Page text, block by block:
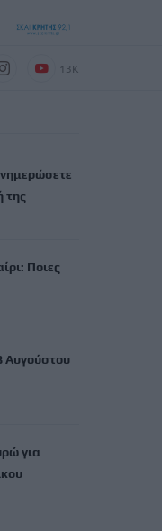
13K
της
Ποιες
Αυγούστου
για